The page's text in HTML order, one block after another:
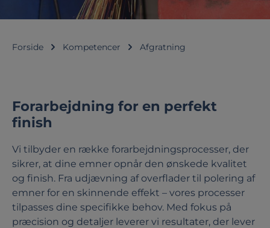
Forside Kompetencer Afgratning
Forarbejdning for en perfekt
finish
Vi tilbyder en række forarbejdningsprocesser, der
sikrer, at dine emner opnår den ønskede kvalitet
og finish. Fra udjævning af overflader til polering af
emner for en skinnende effekt – vores processer
tilpasses dine specifikke behov. Med fokus på
præcision og detaljer leverer vi resultater, der lever